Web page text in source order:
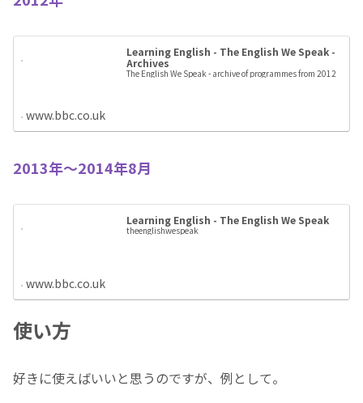
Learning English - The English We Speak -
Archives
The English We Speak - archive of programmes from 2012
www.bbc.co.uk
2013年～2014年8月
Learning English - The English We Speak
theenglishwespeak
www.bbc.co.uk
使い方
好きに使えばいいと思うのですが、例として。